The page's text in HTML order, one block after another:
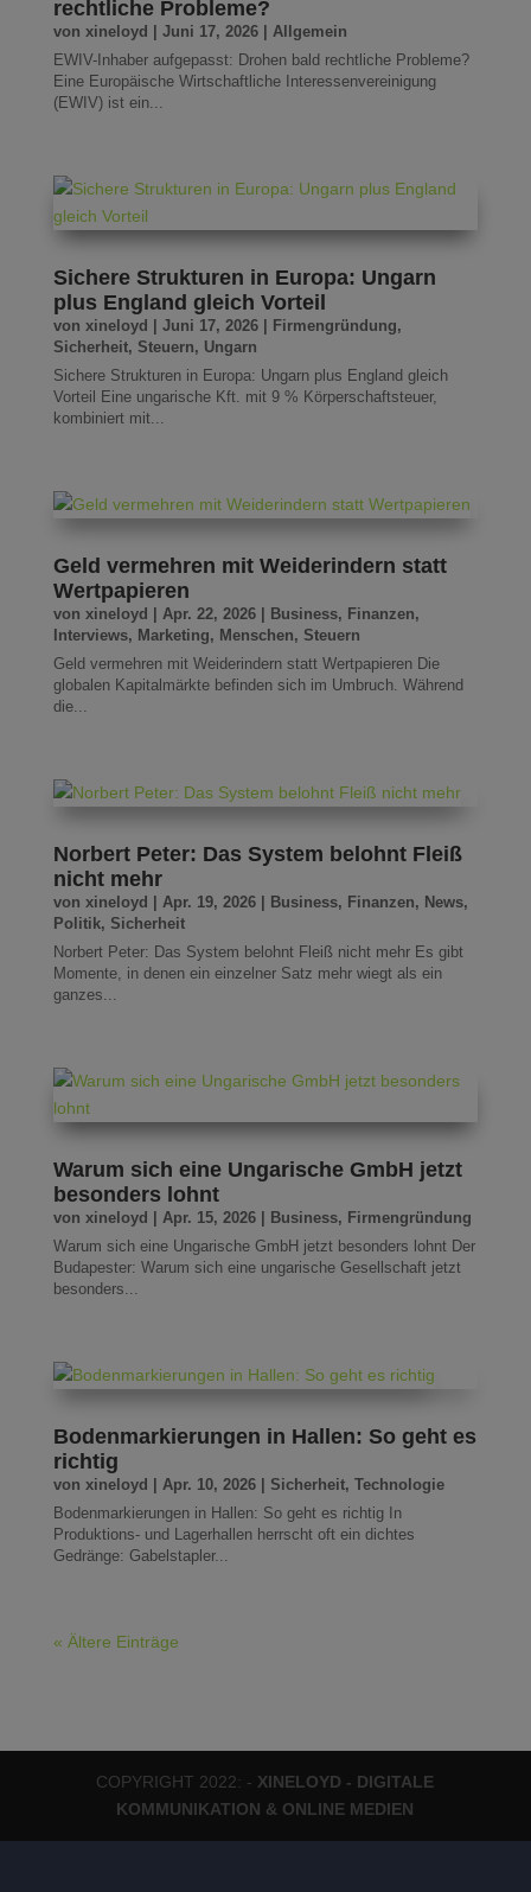
rechtliche Probleme?
von xineloyd Juni 17, 2026| Allgemein
EWIV-Inhaber aufgepasst: Drohen bald rechtliche Probleme?
Eine Europäische Wirtschaftliche Interessenvereinigung
(EWIV) ist ein...
Sichere Strukturen in Europa: Ungarn
plus England gleich Vorteil
von xineloyd Juni 17, 2026| Firmengründung,
Sicherheit, Steuern, Ungarn
Sichere Strukturen in Europa: Ungarn plus England gleich
Vorteil Eine ungarische Kft. mit 9 % Körperschaftsteuer,
kombiniert mit...
Geld vermehren mit Weiderindern statt
Wertpapieren
von xineloyd Apr. 22, 2026| Business, Finanzen,
Interviews, Marketing, Menschen, Steuern
Geld vermehren mit Weiderindern statt Wertpapieren Die
globalen Kapitalmärkte befinden sich im Umbruch. Während
die...
Norbert Peter: Das System belohnt Fleiß
nicht mehr
von xineloyd Apr. 19, 2026| Business, Finanzen, News,
Politik, Sicherheit
Norbert Peter: Das System belohnt Fleiß nicht mehr Es gibt
Momente, in denen ein einzelner Satz mehr wiegt als ein
ganzes...
Warum sich eine Ungarische GmbH jetzt
besonders lohnt
von xineloyd Apr. 15, 2026| Business, Firmengründung
Warum sich eine Ungarische GmbH jetzt besonders lohnt Der
Budapester: Warum sich eine ungarische Gesellschaft jetzt
besonders...
Bodenmarkierungen in Hallen: So geht es
richtig
von xineloyd Apr. 10, 2026| Sicherheit, Technologie
Bodenmarkierungen in Hallen: So geht es richtig In
Produktions- und Lagerhallen herrscht oft ein dichtes
Gedränge: Gabelstapler...
« Ältere Einträge
COPYRIGHT 2022: - XINELOYD - DIGITALE
KOMMUNIKATION & ONLINE MEDIEN